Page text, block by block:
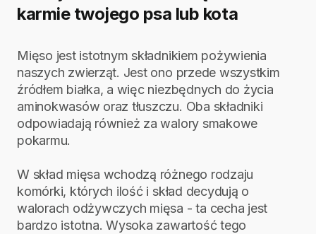
karmie twojego psa lub kota
Mięso jest istotnym składnikiem pożywienia
naszych zwierząt. Jest ono przede wszystkim
źródłem białka, a więc niezbędnych do życia
aminokwasów oraz tłuszczu. Oba składniki
odpowiadają również za walory smakowe
pokarmu.
W skład mięsa wchodzą różnego rodzaju
komórki, których ilość i skład decydują o
walorach odżywczych mięsa - ta cecha jest
bardzo istotna. Wysoka zawartość tego